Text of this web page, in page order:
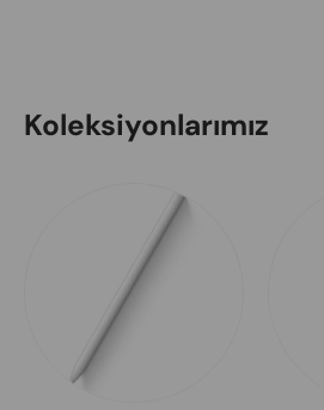
Koleksiyonlarımız